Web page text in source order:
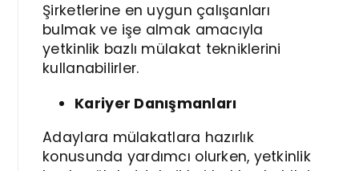
Şirketlerine en uygun çalışanları
bulmak ve işe almak amacıyla
yetkinlik bazlı mülakat tekniklerini
kullanabilirler.
Kariyer Danışmanları
Adaylara mülakatlara hazırlık
konusunda yardımcı olurken, yetkinlik